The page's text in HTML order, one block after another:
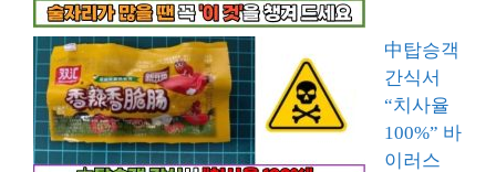
中탑승객
간식서
“치사율
100%” 바
이러스